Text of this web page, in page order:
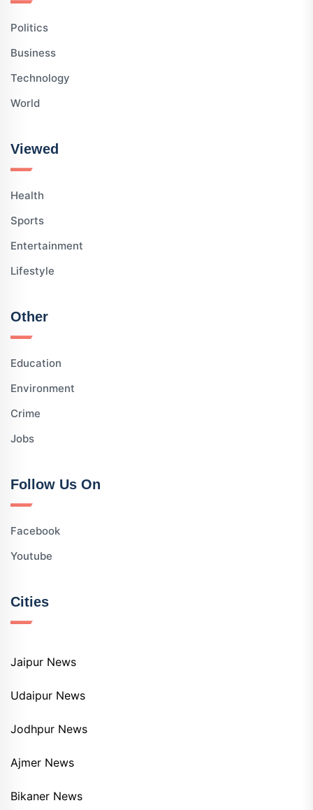
Politics
Business
Technology
World
Viewed
Health
Sports
Entertainment
Lifestyle
Other
Education
Environment
Crime
Jobs
Follow Us On
Facebook
Youtube
Cities
Jaipur News
Udaipur News
Jodhpur News
Ajmer News
Bikaner News